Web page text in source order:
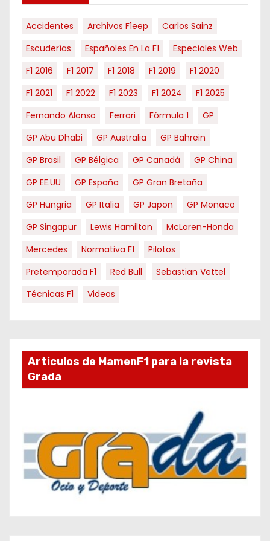
s
Accidentes Archivos F1eep
Carlos Sainz
Escuderías
Españoles En La F1
Especiales Web
F1 2016
F1 2017 F1 2018 F1 2019
F1 2020
F1 2021
F1 2022 F1 2023 F1 2024
F1 2025
Fernando Alonso
Ferrari Fórmula 1
GP
GP Abu Dhabi
GP Australia
GP Bahrein
GP Brasil
GP Bélgica GP Canadá
GP China
GP EE.UU
GP España
GP Gran Bretaña
GP Hungria
GP Italia GP Japon
GP Monaco
GP Singapur
Lewis Hamilton
McLaren-Honda
Mercedes
Normativa F1
Pilotos
Pretemporada F1
Red Bull
Sebastian Vettel
Técnicas F1
Videos
Articulos de MamenF1 para la revista
Grada